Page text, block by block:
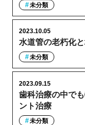
未分類
水道管の老朽化
2023.10.05
未分類
歯科治療の中で
ント治療
2023.09.15
未分類